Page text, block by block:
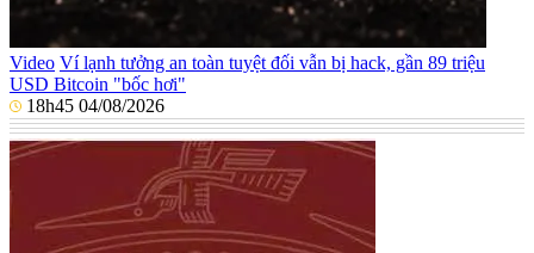
Video Ví lạnh tưởng an toàn tuyệt đối vẫn bị hack, gần 89 triệu
USD Bitcoin "bốc hơi"
18h45 04/08/2026